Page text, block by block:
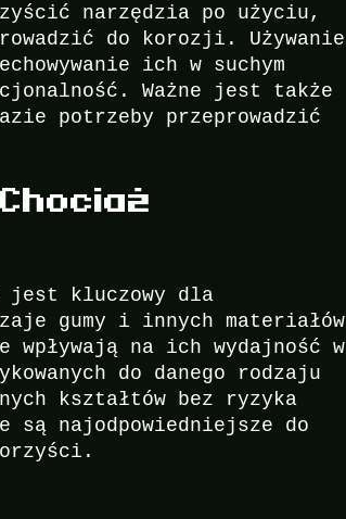
narzędzia po użyciu,
do korozji. Używanie
ich w suchym
Ważne jest także
potrzeby przeprowadzić
jest kluczowy dla
gumy i innych materiałów
na ich wydajność w
do danego rodzaju
kształtów bez ryzyka
są najodpowiedniejsze do